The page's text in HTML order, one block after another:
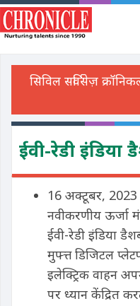
ईवी-रेडी इंडिया
16 अक्टूबर, 2023
नवीकरणीय ऊर्जा
ईवी-रेडी इंडिया
मुफ्त्त डिजिटल
इलेक्ट्रिक वाहन
पर ध्यान केंद्रित